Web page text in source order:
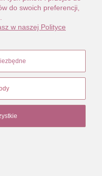
do swoich preferencji,
w naszej Polityce